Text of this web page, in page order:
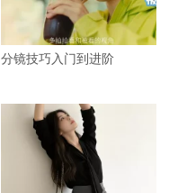
分镜技巧入门到进阶